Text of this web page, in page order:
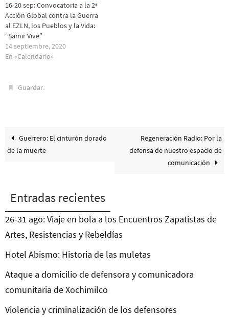
16-20 sep: Convocatoria a la 2ª
Acción Global contra la Guerra
al EZLN, los Pueblos y la Vida:
“Samir Vive”
14 septiembre, 2020
En «Calendario»
Guardar.
Guerrero: El cinturón dorado
de la muerte
Regeneración Radio: Por la
defensa de nuestro espacio de
comunicación
Entradas recientes
26-31 ago: Viaje en bola a los Encuentros Zapatistas de
Artes, Resistencias y Rebeldías
Hotel Abismo: Historia de las muletas
Ataque a domicilio de defensora y comunicadora
comunitaria de Xochimilco
Violencia y criminalización de los defensores